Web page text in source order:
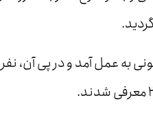
به عمل آمد و در پی آن،